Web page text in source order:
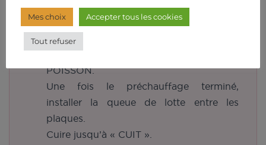
Fariner la queue de lotte puis verser 2
càc d’huile d’olive sur tout le poisson.
Sélectionner le mode automatique
POISSON.
Une fois le préchauffage terminé,
installer la queue de lotte entre les
plaques.
Cuire jusqu’à « CUIT ».
Mes choix Accepter tous les cookies
Tout refuser